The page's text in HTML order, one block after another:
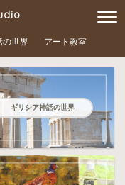
の世界 アート教室
ギリシア神話の世界